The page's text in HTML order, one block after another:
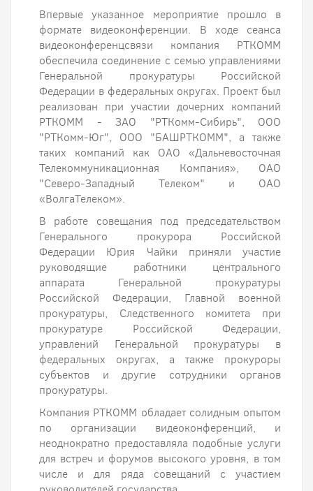
Впервые указанное мероприятие прошло в
формате видеоконференции. В ходе сеанса
видеоконференцсвязи компания РТКОММ
обеспечила соединение с семью управлениями
Генеральной прокуратуры Российской
Федерации в федеральных округах. Проект был
реализован при участии дочерних компаний
РТКОММ - ЗАО "РТКомм-Сибирь", ООО
"РТКомм-Юг", ООО "БАШРТКОММ", а также
таких компаний как ОАО «Дальневосточная
Телекоммуникационная Компания», ОАО
"Северо-Западный Телеком" и ОАО
«ВолгаТелеком».
В работе совещания под председательством
Генерального прокурора Российской
Федерации Юрия Чайки приняли участие
руководящие работники центрального
аппарата Генеральной прокуратуры
Российской Федерации, Главной военной
прокуратуры, Следственного комитета при
прокуратуре Российской Федерации,
управлений Генеральной прокуратуры в
федеральных округах, а также прокуроры
субъектов и другие сотрудники органов
прокуратуры.
Компания РТКОММ обладает солидным опытом
по организации видеоконференций, и
неоднократно предоставляла подобные услуги
для встреч и форумов высокого уровня, в том
числе и для ряда совещаний с участием